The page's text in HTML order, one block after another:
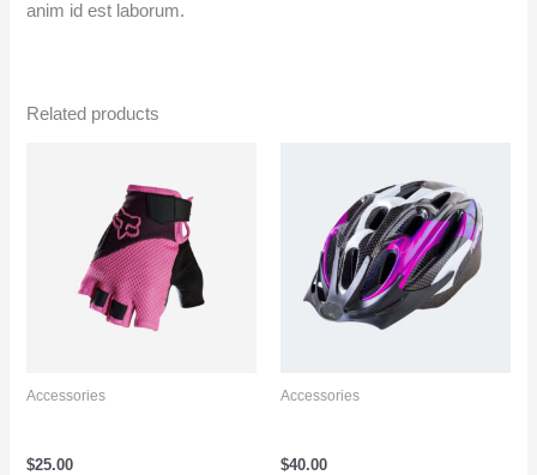
anim id est laborum.
Related products
Accessories
$25.00
Accessories
$40.00